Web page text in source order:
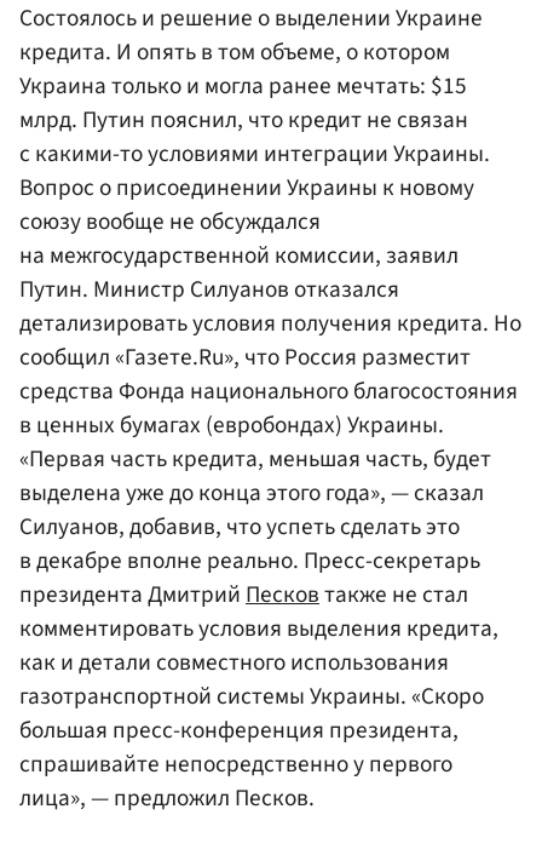
Состоялось и решение о выделении Украине
кредита. И опять в том объеме, о котором
Украина только и могла ранее мечтать: $15
млрд. Путин пояснил, что кредит не связан
с какими-то условиями интеграции Украины.
Вопрос о присоединении Украины к новому
союзу вообще не обсуждался
на межгосударственной комиссии, заявил
Путин. Министр Силуанов отказался
детализировать условия получения кредита. Но
сообщил «Газете.Ru», что Россия разместит
средства Фонда национального благосостояния
в ценных бумагах (евробондах) Украины.
«Первая часть кредита, меньшая часть, будет
выделена уже до конца этого года», — сказал
Силуанов, добавив, что успеть сделать это
в декабре вполне реально. Пресс-секретарь
президента ДмитрийПесковтакже не стал
комментировать условия выделения кредита,
как и детали совместного использования
газотранспортной системы Украины. «Скоро
большая пресс-конференция президента,
спрашивайте непосредственно у первого
лица», — предложил Песков.